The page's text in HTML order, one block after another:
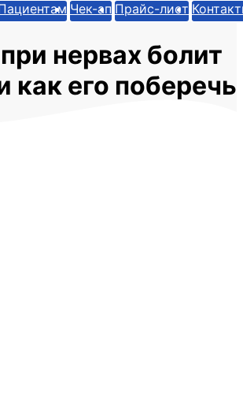
Чек-ап Прайс-лист
нервах болит
как его поберечь